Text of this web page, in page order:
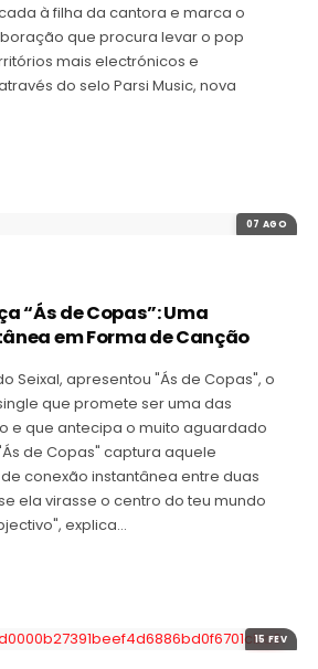
à filha da cantora e marca o
que procura levar o pop
mais electrónicos e
do selo Parsi Music, nova
07 AGO
“Ás de Copas”: Uma
em Forma de Canção
Seixal, apresentou "Ás de Copas", o
que promete ser uma das
e que antecipa o muito aguardado
de Copas" captura aquele
conexão instantânea entre duas
ela virasse o centro do teu mundo
explica…
15 FEV